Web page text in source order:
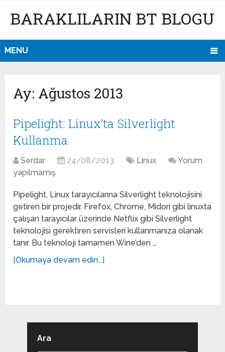
BARAKLILARIN BT BLOGU
MENU
Ay: Ağustos 2013
Pipelight: Linux’ta Silverlight
Kullanma
Serdar 24/08/2013 Linux
Yorum
yapılmamış
Pipelight, Linux tarayıcılarına Silverlight teknolojisini
getiren bir projedir. Firefox, Chrome, Midori gibi linuxta
çalışan tarayıcılar üzerinde Netflix gibi Silverlight
teknolojisi gerektiren servisleri kullanmanıza olanak
tanır. Bu teknoloji tamamen Wine’den …
[Okumaya devam edin...]
Ara